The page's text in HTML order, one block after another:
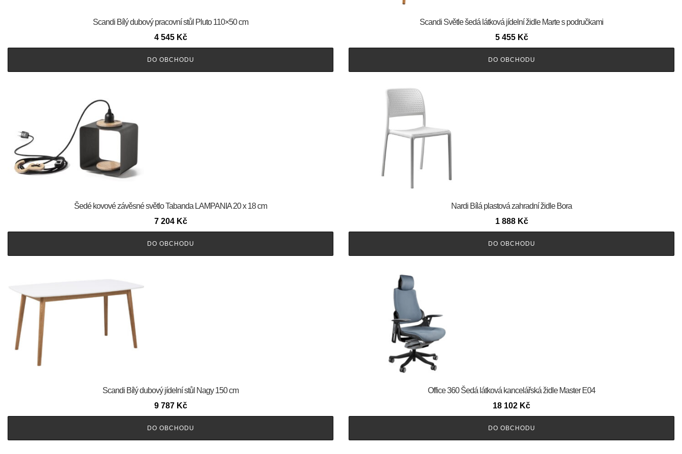
Scandi Bílý dubový pracovní stůl Pluto 110×50 cm
4 545 Kč
DO OBCHODU
Scandi Světle šedá látková jídelní židle Marte s područkami
5 455 Kč
DO OBCHODU
Šedé kovové závěsné světlo Tabanda LAMPANIA 20 x 18 cm
7 204 Kč
DO OBCHODU
Nardi Bílá plastová zahradní židle Bora
1 888 Kč
DO OBCHODU
Scandi Bílý dubový jídelní stůl Nagy 150 cm
9 787 Kč
DO OBCHODU
Office 360 Šedá látková kancelářská židle Master E04
18 102 Kč
DO OBCHODU